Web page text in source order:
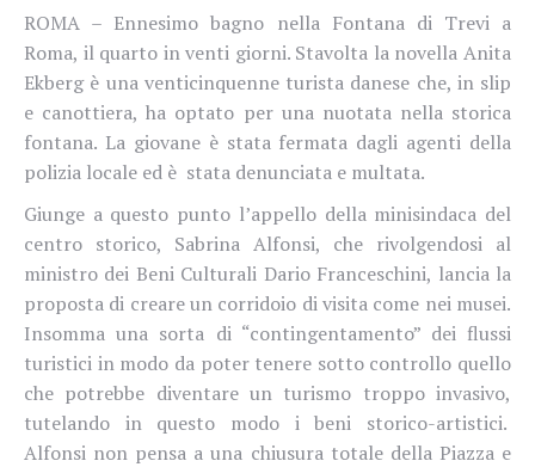
ROMA – Ennesimo bagno nella Fontana di Trevi a
Roma, il quarto in venti giorni. Stavolta la novella Anita
Ekbergè una venticinquenne turista danese che, in slip
e canottiera, ha optato per una nuotata nella storica
fontana. La giovane è stata fermata dagli agenti della
polizia locale ed è stata denunciata e multata.
Giunge a questo punto l’appello della minisindaca del
centro storico, Sabrina Alfonsi, che rivolgendosi al
ministro dei Beni Culturali Dario Franceschini, lancia la
proposta di creare un corridoio di visita come nei musei.
Insomma una sorta di “contingentamento” dei flussi
turistici in modo da poter tenere sotto controllo quello
che potrebbe diventare un turismo troppo invasivo,
tutelando in questo modo i beni storico-artistici.
Alfonsi non pensa a una chiusura totale della Piazza e